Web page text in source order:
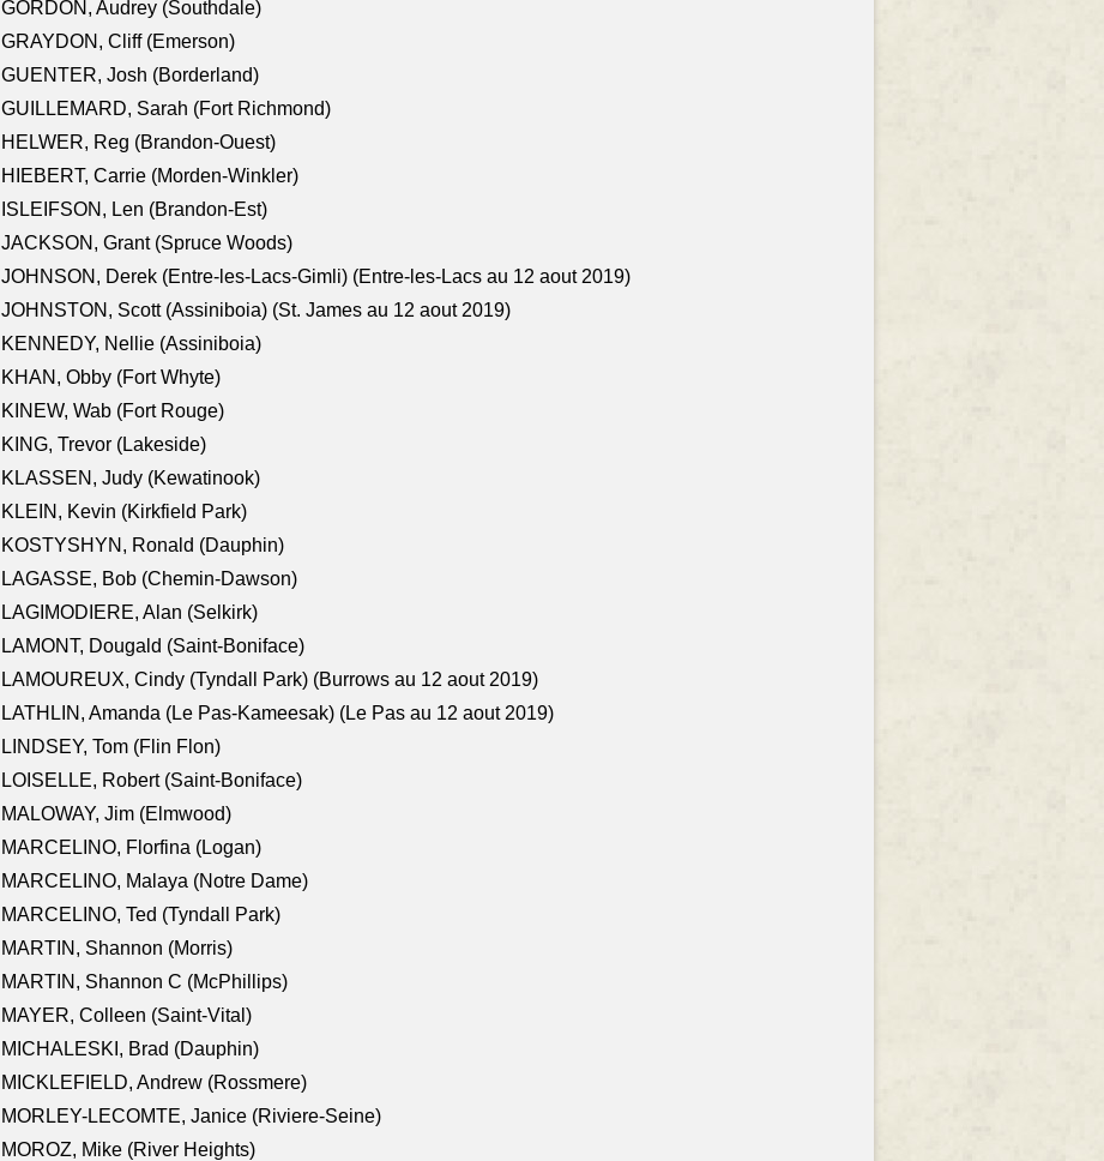
GORDON, Audrey (Southdale)
GRAYDON, Cliff (Emerson)
GUENTER, Josh (Borderland)
GUILLEMARD, Sarah (Fort Richmond)
HELWER, Reg (Brandon-Ouest)
HIEBERT, Carrie (Morden-Winkler)
ISLEIFSON, Len (Brandon-Est)
JACKSON, Grant (Spruce Woods)
JOHNSON, Derek (Entre-les-Lacs-Gimli) (Entre-les-Lacs au 12 aout 2019)
JOHNSTON, Scott (Assiniboia) (St. James au 12 aout 2019)
KENNEDY, Nellie (Assiniboia)
KHAN, Obby (Fort Whyte)
KINEW, Wab (Fort Rouge)
KING, Trevor (Lakeside)
KLASSEN, Judy (Kewatinook)
KLEIN, Kevin (Kirkfield Park)
KOSTYSHYN, Ronald (Dauphin)
LAGASSE, Bob (Chemin-Dawson)
LAGIMODIERE, Alan (Selkirk)
LAMONT, Dougald (Saint-Boniface)
LAMOUREUX, Cindy (Tyndall Park) (Burrows au 12 aout 2019)
LATHLIN, Amanda (Le Pas-Kameesak) (Le Pas au 12 aout 2019)
LINDSEY, Tom (Flin Flon)
LOISELLE, Robert (Saint-Boniface)
MALOWAY, Jim (Elmwood)
MARCELINO, Florfina (Logan)
MARCELINO, Malaya (Notre Dame)
MARCELINO, Ted (Tyndall Park)
MARTIN, Shannon (Morris)
MARTIN, Shannon C (McPhillips)
MAYER, Colleen (Saint-Vital)
MICHALESKI, Brad (Dauphin)
MICKLEFIELD, Andrew (Rossmere)
MORLEY-LECOMTE, Janice (Riviere-Seine)
MOROZ, Mike (River Heights)